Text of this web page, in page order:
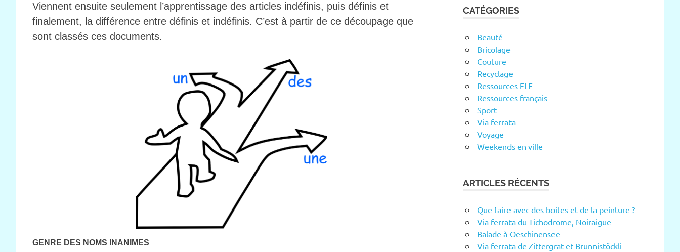
Viennent ensuite seulement l’apprentissage des articles indéfinis, puis définis et
finalement, la différence entre définis et indéfinis. C’est à partir de ce découpage que
sont classés ces documents.
GENRE DES NOMS INANIMES
CATÉGORIES
Beauté
Bricolage
Couture
Recyclage
Ressources FLE
Ressources français
Sport
Via ferrata
Voyage
Weekends en ville
ARTICLES RÉCENTS
Que faire avec des boites et de la peinture ?
Via ferrata du Tichodrome, Noiraigue
Balade à Oeschinensee
Via ferrata de Zittergrat et Brunnistöckli